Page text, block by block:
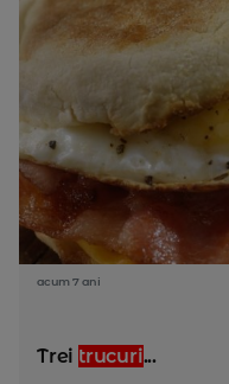
acum 7 ani
Trei trucuri...